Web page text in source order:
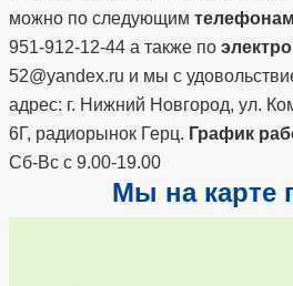
можно по следующим
951-912-12-44 а также по
52@yandex.ru и мы с
адрес: г. Нижний Новгород, ул.
6Г, радиорынок Герц. График
Сб-Вс с 9.00-19.00
Мы на карте